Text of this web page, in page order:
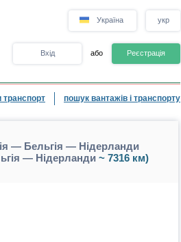
Україна укр
Вхід або Реєстрація
транспорт пошук вантажів і транспорту
— Бельгія — Нідерланди
— Нідерланди~ 7316 км)